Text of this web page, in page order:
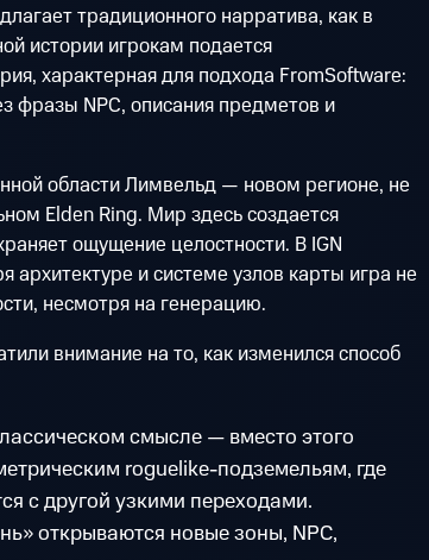
традиционного нарратива, как в
истории игрокам подается
характерная для подхода FromSoftware:
фразы NPC, описания предметов и
области Лимвельд — новом регионе, не
Elden Ring. Мир здесь создается
ощущение целостности. В IGN
архитектуре и системе узлов карты игра не
несмотря на генерацию.
внимание на то, как изменился способ
смысле — вместо этого
roguelike-подземельям, где
с другой узкими переходами.
открываются новые зоны, NPC,